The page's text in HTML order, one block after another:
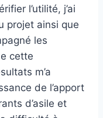
l’utilité, j’ai
projet ainsi que
les
cette
m’a
de l’apport
d’asile et